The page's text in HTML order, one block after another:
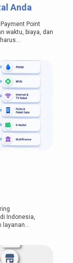
Anda
Point
waktu, biaya, dan
Indonesia,
layanan